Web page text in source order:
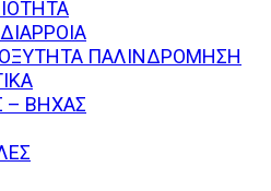
ΠΑΛΙΝΔΡΟΜΗΣΗ
– ΒΗΧΑΣ